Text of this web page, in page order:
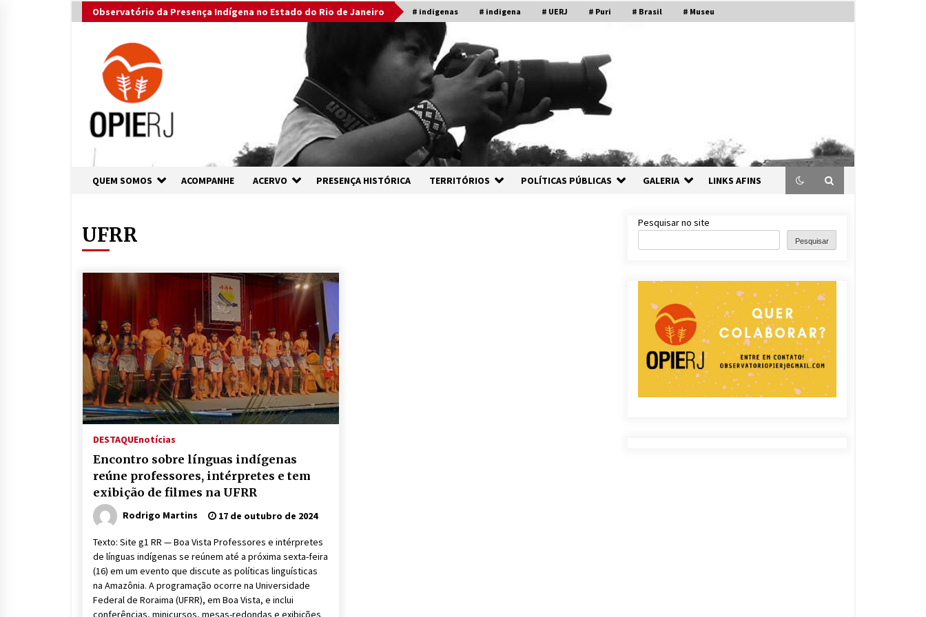
to
Observatório da Presença Indígena no Estado do Rio de Janeiro # indigenas # indigena # UERJ # Puri # Brasil # Museu
QUEM SOMOS ACOMPANHE ACERVO PRESENÇA HISTÓRICA TERRITÓRIOS POLÍTICAS PÚBLICAS GALERIA LINKS AFINS
UFRR
DESTAQUEnotícias
Encontro sobre línguas indígenas
reúne professores, intérpretes e tem
exibição de filmes na UFRR
Rodrigo Martins 17 de outubro de 2024
Texto: Site g1 RR — Boa Vista Professores e intérpretes
de línguas indígenas se reúnem até a próxima sexta-feira
(16) em um evento que discute as políticas linguísticas
na Amazônia. A programação ocorre na Universidade
Federal de Roraima (UFRR), em Boa Vista, e inclui
conferências, minicursos, mesas-redondas e exibições
Pesquisar no site
Pesquisar